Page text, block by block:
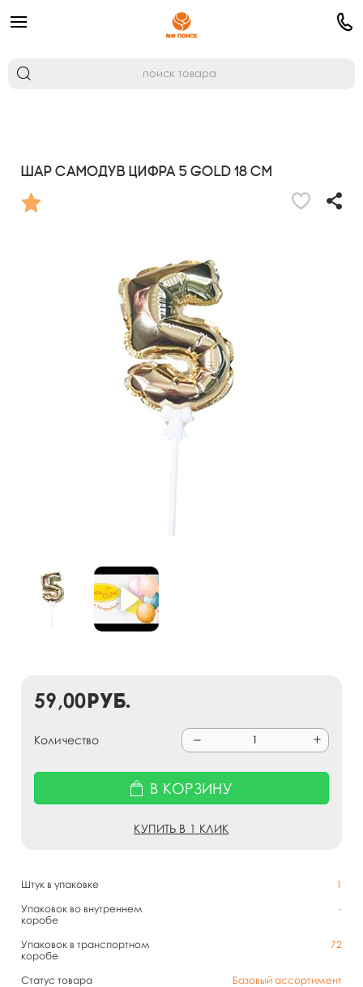
Шар самодув Цифра 5 Gold 18 см
Штук в упаковке
1
Упаковок во внутреннем
коробе
-
Упаковок в транспортном
коробе
72
Статус товара
Базовый ассортимент
59,00руб.
Количество
В КОРЗИНУ
КУПИТЬ В 1 КЛИК